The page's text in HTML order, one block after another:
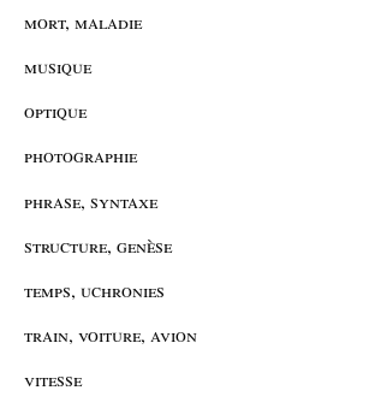
mort, maladie
musique
optique
photographie
phrase, syntaxe
structure, genèse
temps, uchronies
train, voiture, avion
vitesse